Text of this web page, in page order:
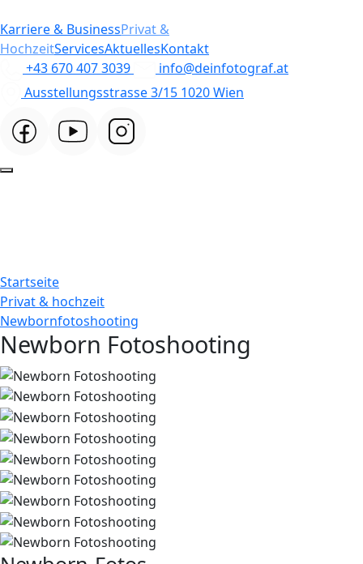
Karriere & BusinessPrivat &
HochzeitServicesAktuellesKontakt
+43 670 407 3039
info@deinfotograf.at
Ausstellungsstrasse 3/15 1020 Wien
Startseite
Privat & hochzeit
Newbornfotoshooting
Newborn Fotoshooting